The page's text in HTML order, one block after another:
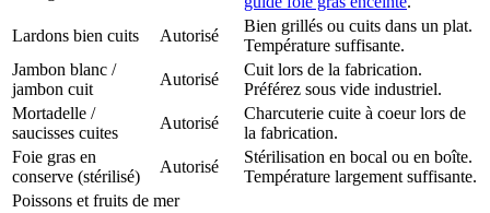
Lardons bien cuits
Autorisé
Bien grillés ou cuits dans un plat.
Température suffisante.
Jambon blanc /
jambon cuit
Autorisé
Cuit lors de la fabrication.
Préférez sous vide industriel.
Mortadelle /
saucisses cuites
Autorisé
Charcuterie cuite à coeur lors de
la fabrication.
Foie gras en
conserve (stérilisé)
Autorisé
Stérilisation en bocal ou en boîte.
Température largement suffisante.
Poissons et fruits de mer